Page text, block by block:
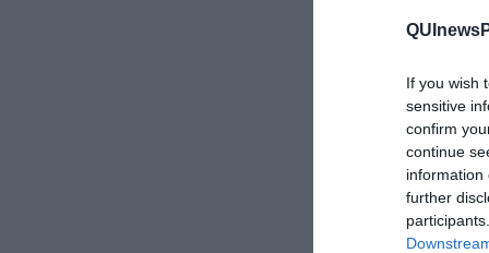
If you wish
sensitive
confirm
continue
information
further